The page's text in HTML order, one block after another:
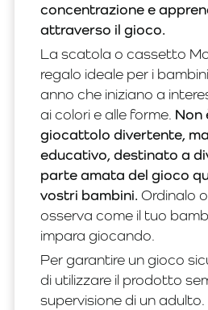
concentrazione e
attraverso il gioco.
La scatola o cassetto
regalo ideale per i
anno che iniziano a
ai colori e alle forme. Non
giocattolo divertente,
educativo, destinato a
parte amata del gioco
vostri bambini. Ordinalo
osserva come il tuo
impara giocando.
Per garantire un gioco
di utilizzare il prodotto
supervisione di un adulto.